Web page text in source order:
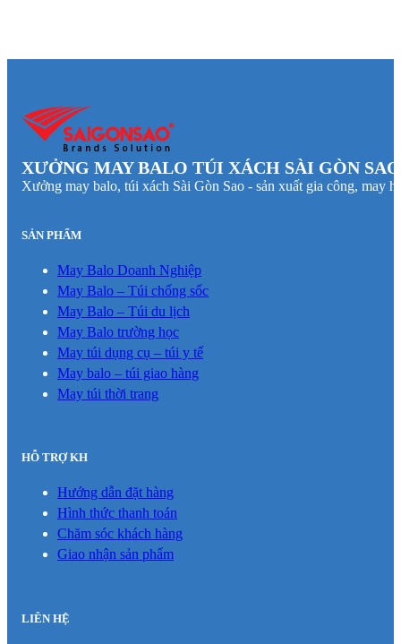
XƯỞNG MAY BALO TÚI XÁCH SÀI GÒN
Xưởng may balo, túi xách Sài Gòn Sao - sản xuất gia công, may
SẢN PHẨM
May Balo Doanh Nghiệp
May Balo – Túi chống sốc
May Balo – Túi du lịch
May Balo trường học
May túi dụng cụ – túi y tế
May balo – túi giao hàng
May túi thời trang
HỖ TRỢ KH
Hướng dẫn đặt hàng
Hình thức thanh toán
Chăm sóc khách hàng
Giao nhận sản phẩm
LIÊN HỆ